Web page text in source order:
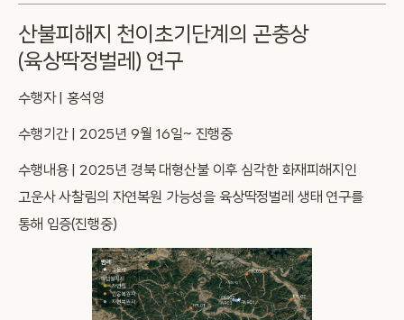
산불피해지 천이초기단계의 곤충상
(육상딱정벌레) 연구
수행자 | 홍석영
수행기간 | 2025년 9월 16일~ 진행중
수행내용 | 2025년 경북 대형산불 이후 심각한 화재피해지인
고운사 사찰림의 자연복원 가능성을 육상딱정벌레 생태 연구를
통해 입증(진행중)